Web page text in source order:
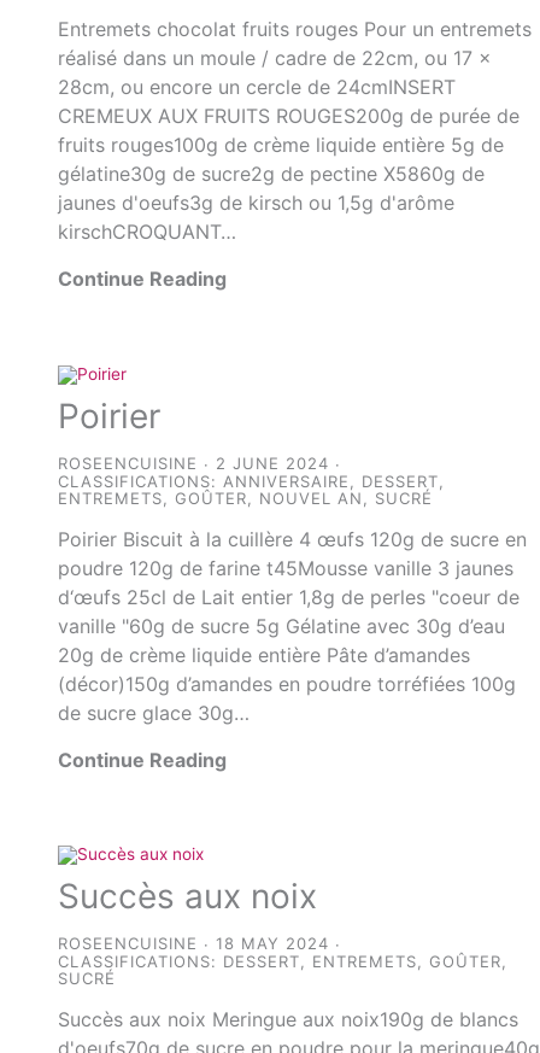
Entremets chocolat fruits rouges Pour un entremets
réalisé dans un moule / cadre de 22cm, ou 17 x
28cm, ou encore un cercle de 24cmINSERT
CREMEUX AUX FRUITS ROUGES200g de purée de
fruits rouges100g de crème liquide entière 5g de
gélatine30g de sucre2g de pectine X5860g de
jaunes d'oeufs3g de kirsch ou 1,5g d'arôme
kirschCROQUANT…
Continue Reading
Poirier
ROSEENCUISINE
2 JUNE 2024
CLASSIFICATIONS: ANNIVERSAIRE DESSERT
ENTREMETS ,GOÛTER NOUVEL AN SUCRÉ
Poirier Biscuit à la cuillère 4 œufs 120g de sucre en
poudre 120g de farine t45Mousse vanille 3 jaunes
d‘œufs 25cl de Lait entier 1,8g de perles "coeur de
vanille "60g de sucre 5g Gélatine avec 30g d’eau
20g de crème liquide entière Pâte d’amandes
(décor)150g d’amandes en poudre torréfiées 100g
de sucre glace 30g…
Continue Reading
Succès aux noix
ROSEENCUISINE
18 MAY 2024
CLASSIFICATIONS: DESSERT, ENTREMETS,GOÛTER,
SUCRÉ
Succès aux noix Meringue aux noix190g de blancs